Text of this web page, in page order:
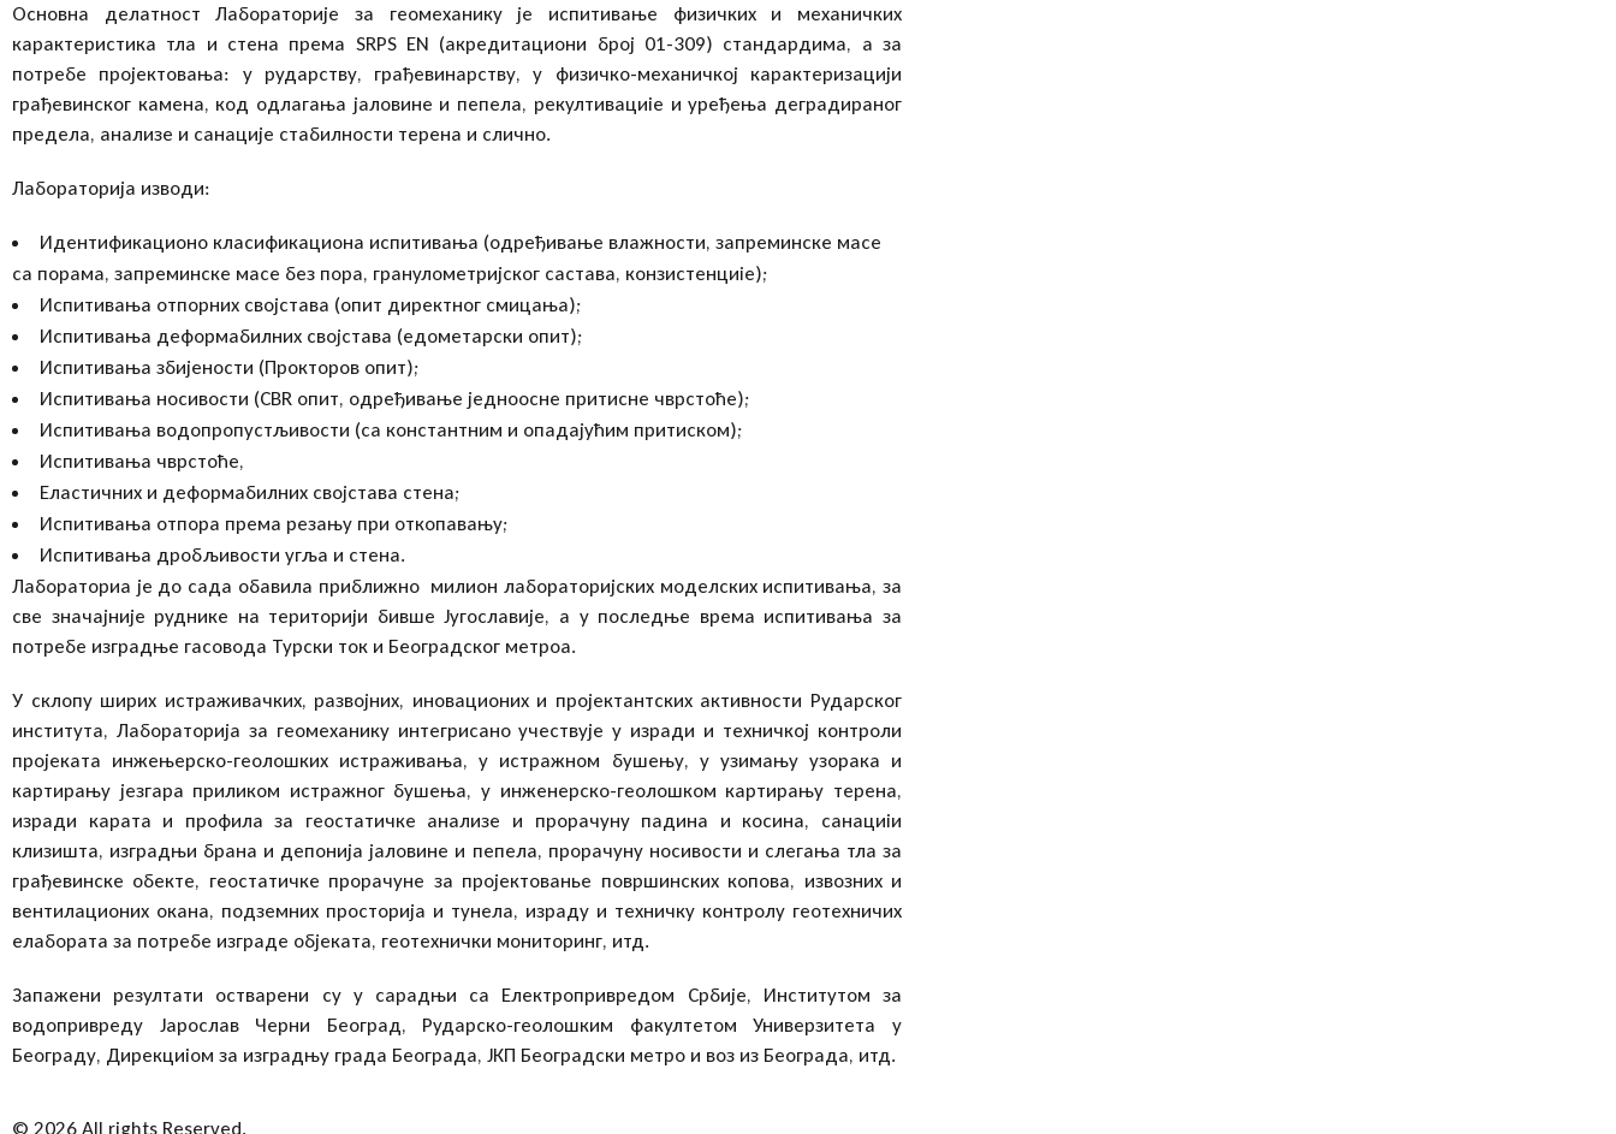
Основна делатност Лабораторије за геомеханику je испитивање физичких и механичких
карактеристика тла и стена према SRPS ЕN (акредитациони број 01-309) стандардима, а за
потребе пројектовања: у рударству, грађевинарству, у физичко-механичкој карактеризацији
грађевинског камена, код одлагања јаловине и пепела, рекултивациіе и уређења деградираног
предела, анализе и санације стабилности терена и слично.
Лабораторија изводи:
Идентификационо класификациона испитивања (одређивање влажности, запреминске масе
са порама, запреминске масе без пора, гранулометријског састава, конзистенциіе);
Испитивања отпорних својстава (опит директног смицања);
Испитивања деформабилних својстава (едометарски опит);
Испитивања збијености (Прокторов опит);
Испитивања носивости (CBR опит, одређивање једноосне притисне чврстоће);
Испитивања водопропустљивости (са константним и опадајућим притиском);
Испитивања чврстоће,
Еластичних и деформабилних својстава стена;
Испитивања отпора према резању при откопавању;
Испитивања дробљивости угља и стена.
Лабораториа je до сада обавила приближно милион лабораторијских моделских испитивања, за
све значајније руднике на територији бивше Југославије, а у последње врема испитивања за
потребе изградње гасовода Турски ток и Београдског метроа.
У склопу ширих истраживачких, развојних, иновационих и пројектантских активности Рударског
института, Лабораторија за геомеханику интегрисано учествује у изради и техничкој контроли
пројеката инжењерско-геолошких истраживања, у истражном бушењу, у узимању узорака и
картирању језгара приликом истражног бушења, у инженерско-геолошком картирању терена,
изради карата и профила за геостатичке анализе и прорачуну падина и косина, санациіи
клизишта, изградњи брана и депонија јаловине и пепела, прорачуну носивости и слегања тла за
грађевинске обекте, геостатичке прорачуне за пројектованье површинских копова, извозних и
вентилационих окaна, подземних просторија и тунела, израду и техничку контролу геотехничих
елабората за потребе изграде објеката, геотехнички мониторинг, итд.
Запажени резултати остварени су у сарадњи са Електропривредом Србије, Институтом за
водопривреду Јарослав Черни Београд, Рударско-геолошким факултетом Универзитета у
Београду, Дирекциіом за изградњу града Београда, ЈКП Београдски метро и воз из Београда, итд.
© 2026 All rights Reserved.